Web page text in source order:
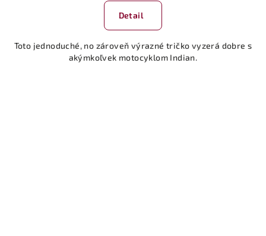
Detail
Toto jednoduché, no zároveň výrazné tričko vyzerá dobre s
akýmkoľvek motocyklom Indian.